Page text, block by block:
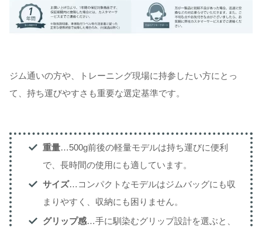
ジム通いの方や、トレーニング現場に持参したい方にとっ
て、持ち運びやすさも重要な選定基準です。
重量…500g前後の軽量モデルは持ち運びに便利
で、長時間の使用にも適しています。
サイズ…コンパクトなモデルはジムバッグにも収
まりやすく、収納にも困りません。
グリップ感…手に馴染むグリップ設計を選ぶと、